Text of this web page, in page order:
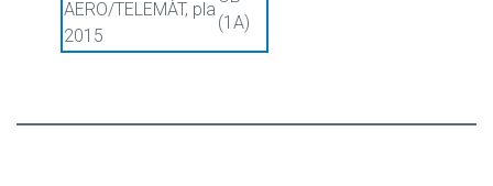
AERO/TELEMÀT, pla
2015
(1A)